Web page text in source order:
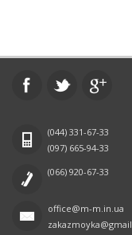
(044) 331-67-33
(097) 665-94-33
(066) 920-67-33
office@m-m.in.ua